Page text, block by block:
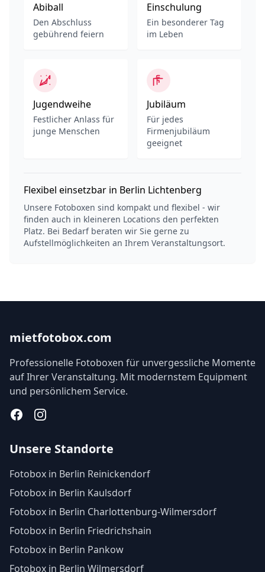
Abiball
Den Abschluss
gebührend feiern
Einschulung
Ein besonderer Tag
im Leben
Jugendweihe
Festlicher Anlass für
junge Menschen
Jubiläum
Für jedes
Firmenjubiläum
geeignet
Flexibel einsetzbar in Berlin Lichtenberg
Unsere Fotoboxen sind kompakt und flexibel - wir
finden auch in kleineren Locations den perfekten
Platz. Bei Bedarf beraten wir Sie gerne zu
Aufstellmöglichkeiten an Ihrem Veranstaltungsort.
mietfotobox.com
Professionelle Fotoboxen für unvergessliche Momente
auf Ihrer Veranstaltung. Mit modernstem Equipment
und persönlichem Service.
FacebookInstagram
Unsere Standorte
Fotobox in Berlin Reinickendorf
Fotobox in Berlin Kaulsdorf
Fotobox in Berlin Charlottenburg-Wilmersdorf
Fotobox in Berlin Friedrichshain
Fotobox in Berlin Pankow
Fotobox in Berlin Wilmersdorf